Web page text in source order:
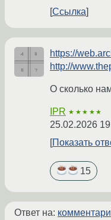
Ссылка
https://
http://
О сколько
IPR ★★★★★
25.02.2026
Показать
15
Ответ на: